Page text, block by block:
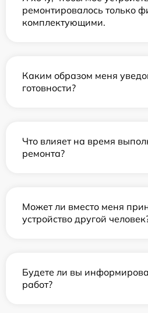
ремонтировалось только
комплектующими.
Каким образом меня
готовности?
Что влияет на время
ремонта?
Может ли вместо меня
устройство другой
Будете ли вы
работ?